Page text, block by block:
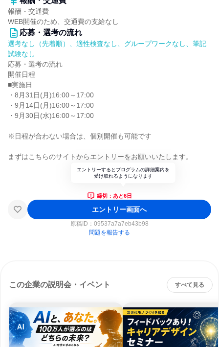
報酬・交通費
WEB開催のため、交通費の支給なし
応募・選考の流れ
選考なし（先着順）、適性検査なし、グループワークなし、筆記
試験なし
応募・選考の流れ
開催日程
■実施日
・8月31日(月)16:00～17:00
・9月14日(月)16:00～17:00
・9月30日(水)16:00～17:00
※日程が合わない場合は、個別開催も可能です
まずはこちらのサイトからエントリーをお願いいたします。
エントリーするとプログラムの詳細案内を
受け取れるようになります
締切：あと6日
エントリー画面へ
原稿ID： 09537a7a7eb43b98
問題を報告する
この企業の説明会・イベント すべて見る